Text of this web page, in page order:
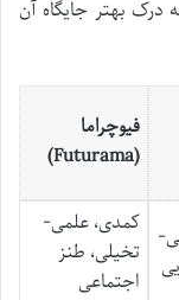
درک بهتر جایگاه آن
فیوچراما
(Futurama)
کمدی، علمی-
تخیلی، طنز
اجتماعی